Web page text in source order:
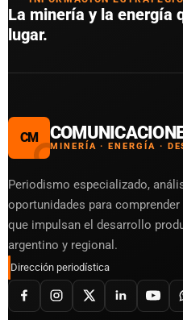
La minería y la energía
lugar.
CM
MINERÍA · ENERGÍA ·
Periodismo especializado,
oportunidades para
que impulsan el desarrollo
argentino y regional.
Dirección periodística